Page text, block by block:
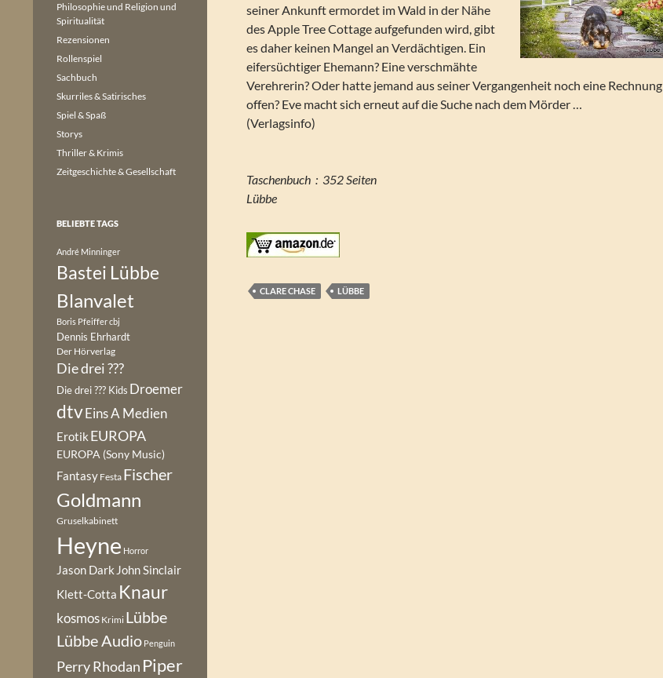
seiner Ankunft ermordet im Wald in der Nähe
des Apple Tree Cottage aufgefunden wird, gibt
es daher keinen Mangel an Verdächtigen. Ein
eifersüchtiger Ehemann? Eine verschmähte
Verehrerin? Oder hatte jemand aus seiner Vergangenheit noch eine Rechnung
offen? Eve macht sich erneut auf die Suche nach dem Mörder …
(Verlagsinfo)
Taschenbuch ‏ : ‎ 352 Seiten
Lübbe
CLARE CHASE LÜBBE
Philosophie und Religion und
Spiritualität
Rezensionen
Rollenspiel
Sachbuch
Skurriles & Satirisches
Spiel & Spaß
Storys
Thriller & Krimis
Zeitgeschichte & Gesellschaft
BELIEBTE TAGS
André Minninger
Bastei Lübbe
Blanvalet
Boris Pfeiffercbj
Dennis Ehrhardt
Der Hörverlag
Die drei ???
Die drei ??? Kids Droemer
dtvEins A Medien
Erotik EUROPA
EUROPA (Sony Music)
Fantasy Festa Fischer
Goldmann
Gruselkabinett
Heyne Horror
Jason Dark John Sinclair
Klett-Cotta Knaur
kosmos Krimi Lübbe
Lübbe Audio Penguin
Perry Rhodan Piper